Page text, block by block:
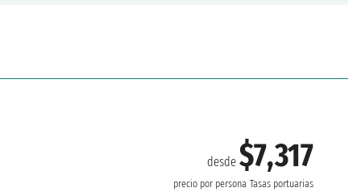
desde$7,317
precio por persona Tasas portuarias